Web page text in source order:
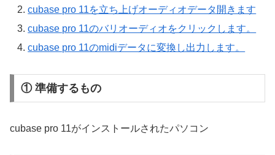
cubase pro 11を立ち上げオーディオデータ開きます
cubase pro 11のバリオーディオをクリックします。
cubase pro 11のmidiデータに変換し出力します。
① 準備するもの
cubase pro 11がインストールされたパソコン